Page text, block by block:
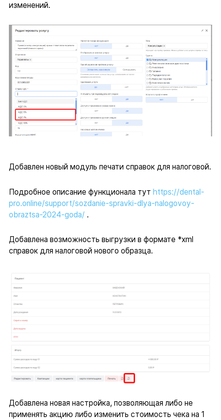
изменений.
Добавлен новый модуль печати справок для налоговой.
Подробное описание функционала тут https://dental-
pro.online/support/sozdanie-spravki-dlya-nalogovoy-
obraztsa-2024-goda/ .
Добавлена возможность выгрузки в формате *xml
справок для налоговой нового образца.
Добавлена новая настройка, позволяющая либо не
применять акцию либо изменить стоимость чека на 1